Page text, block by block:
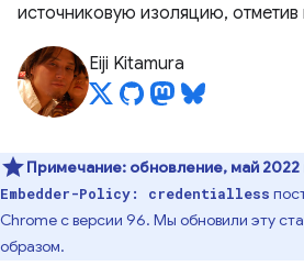
источниковую изоляцию, отметив
Eiji Kitamura
Примечание: обновление, май 2022
Embedder-Policy: credentialless
Chrome с версии 96. Мы обновили эту
образом.